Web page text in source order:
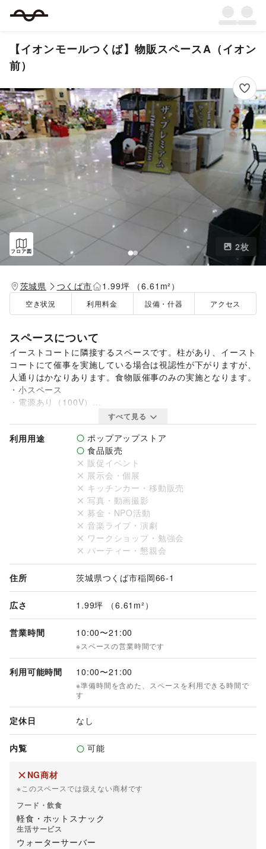
【イオンモールつくば】物販スペースA（イオン
前）
フロア図 2枚
茨城県 つくば市 1.99坪 （6.61m²）
空き状況 利用料金 設備・什器 アクセス
スペースについて
イーストコートに隣接するスペースです。柱があり、イースト
コートにて催事を実施している場合は視認性が下がりますが、
人通りはかなりあります。食物販催事のみの実施となります。
・小スペース
・電源あり（100V）
・最大ワット数：要相談）
・イオン／イオンスタイル食品売り場付近
すべて見る
利用用途
ポップアップストア
食品販売
販促イベント
展示会・個展
キッチンカー・移動販売
写真・動画撮影
募金・NPO活動
音楽ライブ・演劇
ワークショップ・勉強会
パーティー・懇親会
住所 茨城県つくば市稲岡66-1
広さ 1.99坪 （6.61m²）
営業時間 10:00〜21:00
※スペースの営業時間です
利用可能時間 10:00〜21:00
※準備時間を含めた、スペースを利用できる時間で
す
定休日 なし
内覧 可能
NG商材
※このスペースでは扱えない商材です
フード・飲食
軽食・ホットスナック
生活サービス
ウォーターサーバー